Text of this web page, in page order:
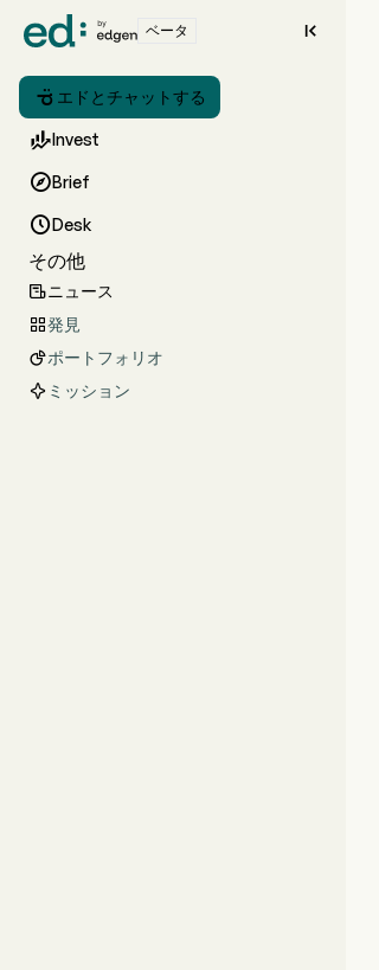
ベータ 
 エドとチャットする
Invest
Brief
Desk
その他
ニュース
発見
ポートフォリオ
ミッション